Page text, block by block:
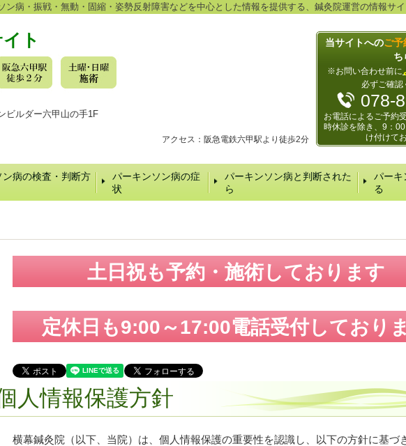
ン病・振戦・無動・固縮・姿勢反射障害などを中心とした情報を提供する、鍼灸院運営の情報サイ
ト
ビルダー六甲山の手1F
アクセス：阪急電鉄六甲駅より徒歩2分
当サイトへのご予
ち
※お問い合わせ前に
必ずご確認
078-
お電話によるご予約
時休診を除き、9：
け付けて
ン病の検査・判断方
パーキンソン病の症
状
パーキンソン病と判断された
ら
パーキ
る
土日祝も予約・施術しております
定休日も9:00～17:00電話受付しており
人情報保護方針
横幕鍼灸院（以下、当院）は、個人情報保護の重要性を認識し、以下の方針に基づ